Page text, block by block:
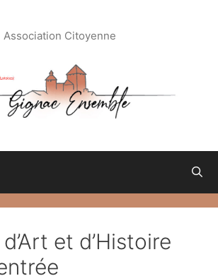
Association Citoyenne
et d’Histoire